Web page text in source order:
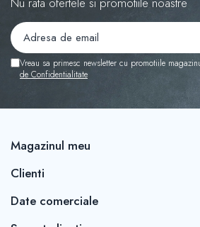
Vreau sa primesc newsletter cu promotiile
de Confidentialitate
Magazinul meu
Clienti
Date comerciale